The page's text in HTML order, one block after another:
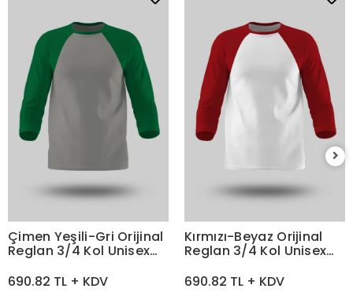
Çimen Yeşili-Gri Orijinal
Reglan 3/4 Kol Unisex
Tişört
690.82 TL + KDV
Kırmızı-Beyaz Orijinal
Reglan 3/4 Kol Unisex
Tişört
690.82 TL + KDV